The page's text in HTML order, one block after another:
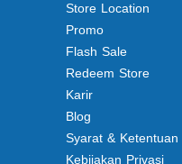
Store Location
Promo
Flash Sale
Redeem Store
Karir
Blog
Syarat & Ketentuan
Kebijakan Privasi